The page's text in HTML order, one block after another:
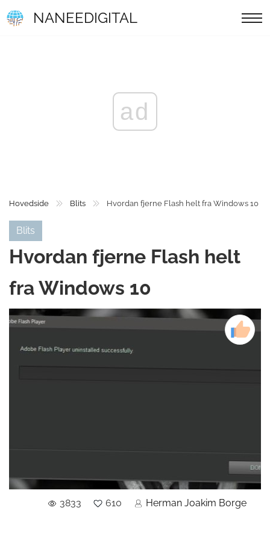
NANEEDIGITAL
ad
Hovedside Blits Hvordan fjerne Flash helt fra Windows 10
Blits
Hvordan fjerne Flash helt
fra Windows 10
3833 610 Herman Joakim Borge